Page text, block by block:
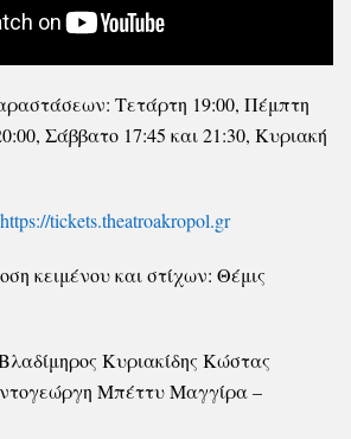
Τετάρτη 19:00, Πέμπτη
Σάββατο 17:45 και 21:30, Κυριακή
https://tickets.theatroakropol.gr
κειμένου και στίχων: Θέμις
Κυριακίδης Κώστας
Μπέττυ Μαγγίρα –